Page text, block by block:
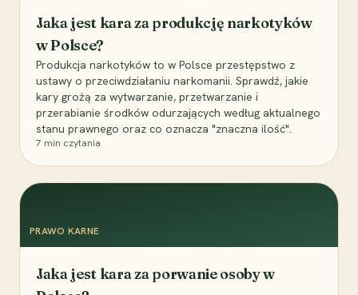
Jaka jest kara za produkcję narkotyków
w Polsce?
Produkcja narkotyków to w Polsce przestępstwo z
ustawy o przeciwdziałaniu narkomanii. Sprawdź, jakie
kary grożą za wytwarzanie, przetwarzanie i
przerabianie środków odurzających według aktualnego
stanu prawnego oraz co oznacza "znaczna ilość".
7 min czytania
PRAWO KARNE
Jaka jest kara za porwanie osoby w